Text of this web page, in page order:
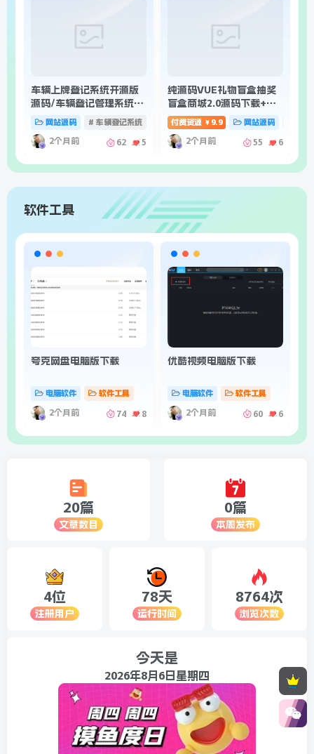
车辆上牌登记系统开源版
源码/车辆登记管理系统源
网站源码 # 车辆登记系统 # 车辆登记管理系统
2个月前 62 5
纯源码VUE礼物盲盒抽奖
盲盒商城2.0源码下载+完
整视频教程
付费资源 ￥ 9.9 网站源码
2个月前 55 6
软件工具
夸克网盘电脑版下载
电脑软件 软件工具
2个月前 74 8
优酷视频电脑版下载
电脑软件 软件工具
2个月前 60 6
20篇
文章数目
0篇
本周发布
4位
注册用户
78天
运行时间
8764次
浏览次数
今天是
2026年8月6日星期四